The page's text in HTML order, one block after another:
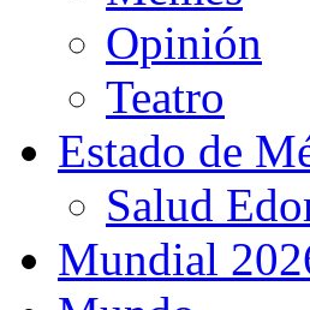
Opinión
Teatro
Estado de
Salud
Mundial